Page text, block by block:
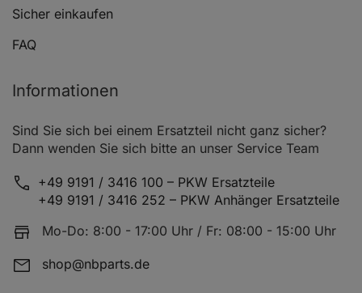
Sicher einkaufen
FAQ
Informationen
Sind Sie sich bei einem Ersatzteil nicht ganz sicher?
Dann wenden Sie sich bitte an unser Service Team
+49 9191 / 3416 100 – PKW Ersatzteile
+49 9191 / 3416 252 – PKW Anhänger Ersatzteile
Mo-Do: 8:00 - 17:00 Uhr / Fr: 08:00 - 15:00 Uhr
shop@nbparts.de